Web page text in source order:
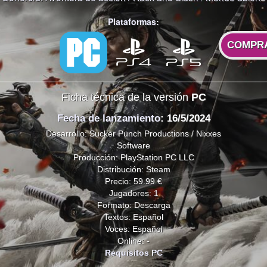
Plataformas:
Ficha técnica de la versiónPC
Fecha de lanzamiento: 16/5/2024
Desarrollo: Sucker Punch Productions / Nixxes
Software
Producción: PlayStation PC LLC
Distribución: Steam
Precio: 59.99 €
Jugadores: 1
Formato: Descarga
Textos: Español
Voces: Español
Online: -
Requisitos PC